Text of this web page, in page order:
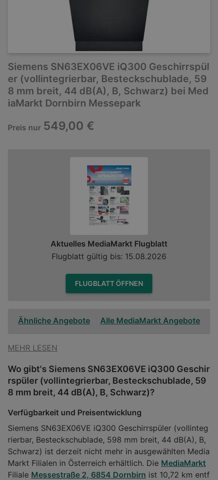
Siemens SN63EX06VE iQ300 Geschirrspül
er (vollintegrierbar, Besteckschublade, 59
8 mm breit, 44 dB(A), B, Schwarz) bei Med
iaMarkt Dornbirn Messepark
Preis nur 549,00 €
Aktuelles MediaMarkt Flugblatt
Flugblatt gültig bis: 15.08.2026
FLUGBLATT ÖFFNEN
Ähnliche Angebote Alle MediaMarkt Angebote
MEHR LESEN
Wo gibt's Siemens SN63EX06VE iQ300 Geschir
rspüler (vollintegrierbar, Besteckschublade, 59
8 mm breit, 44 dB(A), B, Schwarz)?
Verfügbarkeit und Preisentwicklung
Siemens SN63EX06VE iQ300 Geschirrspüler (vollinteg
rierbar, Besteckschublade, 598 mm breit, 44 dB(A), B,
Schwarz) ist derzeit nicht mehr in ausgewählten Media
Markt Filialen in Österreich erhältlich. Die MediaMarkt
Filiale Messestraße 2, 6854 Dornbirn ist 10,72 km entf